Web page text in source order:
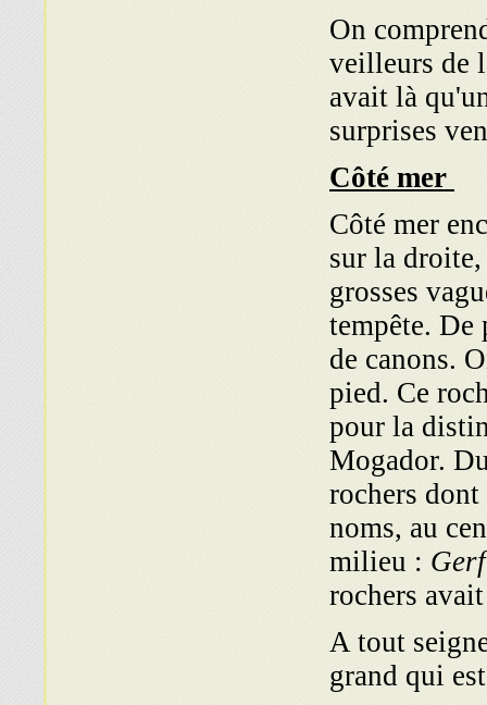
On
veilleurs de
avait là
surprises
Côté mer
Côté mer
sur la
grosses
tempête.
de canons.
pied. Ce
pour la
Mogador.
rochers
noms, au
milieu :
rochers
A tout
grand qui